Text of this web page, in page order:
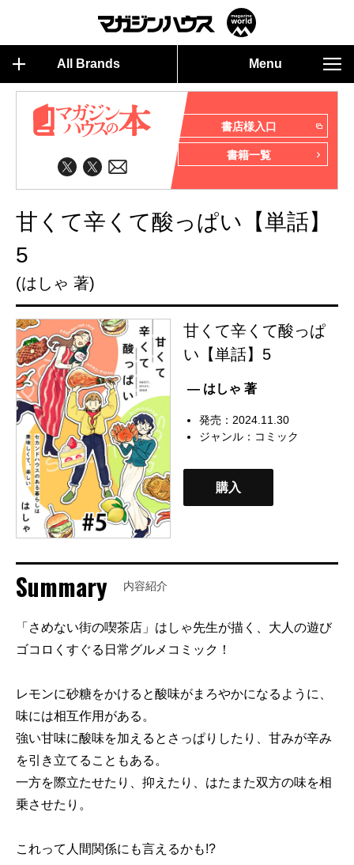
All Brands Menu
書店様入口
書籍一覧
甘くて辛くて酸っぱい【単話】
5
(はしゃ 著)
甘くて辛くて酸っぱ
い【単話】5
— はしゃ 著
発売：2024.11.30
ジャンル： コミック
購入
Summary 内容紹介
「さめない街の喫茶店」はしゃ先生が描く、大人の遊び
ゴコロくすぐる日常グルメコミック！
レモンに砂糖をかけると酸味がまろやかになるように、
味には相互作用がある。
強い甘味に酸味を加えるとさっぱりしたり、甘みが辛み
を引き立てることもある。
一方を際立たせたり、抑えたり、はたまた双方の味を相
乗させたり。
これって人間関係にも言えるかも!?